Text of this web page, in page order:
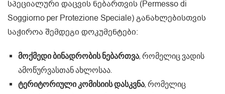
სპეციალური დაცვის ნებართვის (Permesso di
Soggiorno per Protezione Speciale) განახლებისთვის
საჭიროა შემდეგი დოკუმენტები:
მოქმედი ბინადრობის ნებართვა, რომელიც ვადის
ამოწურვასთან ახლოსაა.
ტერიტორიული კომისიის დასკვნა, რომელიც